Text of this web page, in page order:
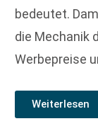
bedeutet.
die Mechanik
Werbepreise
Weiterlesen